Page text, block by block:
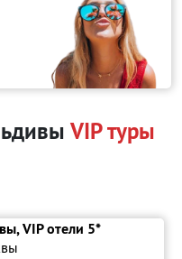
VIP туры
VIP отели 5*